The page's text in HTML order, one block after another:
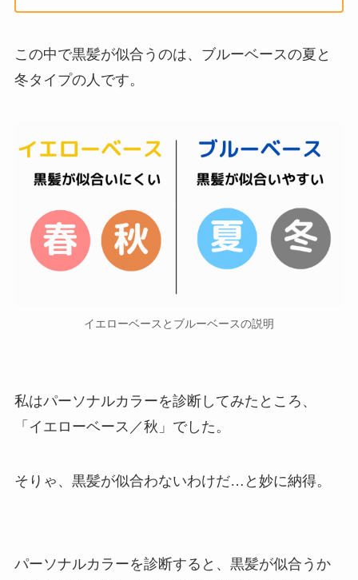
この中で黒髪が似合うのは、ブルーベースの夏と
冬タイプの人です。
イエローベースとブルーベースの説明
私はパーソナルカラーを診断してみたところ、
「イエローベース／秋」でした。
そりゃ、黒髪が似合わないわけだ…と妙に納得。
パーソナルカラーを診断すると、黒髪が似合うか